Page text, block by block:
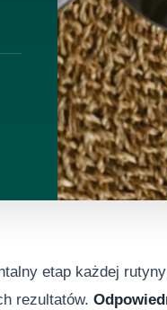
etap każdej
rezultatów.